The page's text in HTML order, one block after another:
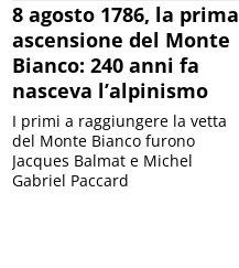
8 agosto 1786, la prima
ascensione del Monte
Bianco: 240 anni fa
nasceva l’alpinismo
I primi a raggiungere la vetta
del Monte Bianco furono
Jacques Balmat e Michel
Gabriel Paccard